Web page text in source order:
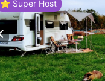
⭐ Super Host